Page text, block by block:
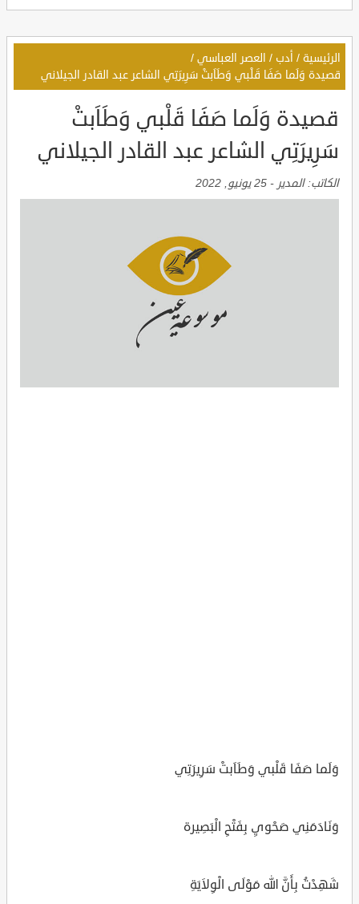
الرئيسية / أدب / العصر العباسي /
قصيدة وَلَما صَفَا قَلْبي وَطَاَبتْ سَرِيرَتِي الشاعر عبد القادر الجيلاني
قصيدة وَلَما صَفَا قَلْبي وَطَاَبتْ
سَرِيرَتِي الشاعر عبد القادر الجيلاني
الكاتب:المدير - 25 يونيو, 2022
وَلَما صَفَا قَلْبي وَطَاَبتْ سَرِيرَتِي
وَنَادَمَنِي صَحْويِ بِفَتْحِ الْبَصِيرة
شَهِدْتُ بِأَنَّ الله مَوْلَى الْوِلاَيَةِ